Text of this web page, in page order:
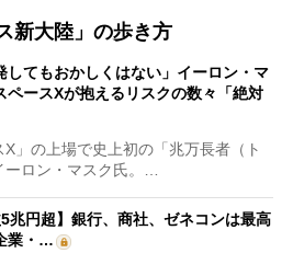
新大陸」の歩き方
してもおかしくはない」イーロン・マ
ペースXが抱えるリスクの数々「絶対
」の上場で史上初の「兆万長者（ト
ロン・マスク氏。…
5兆円超】銀行、商社、ゼネコンは最高
業・…